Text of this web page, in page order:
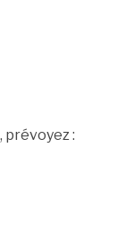
prévoyez :